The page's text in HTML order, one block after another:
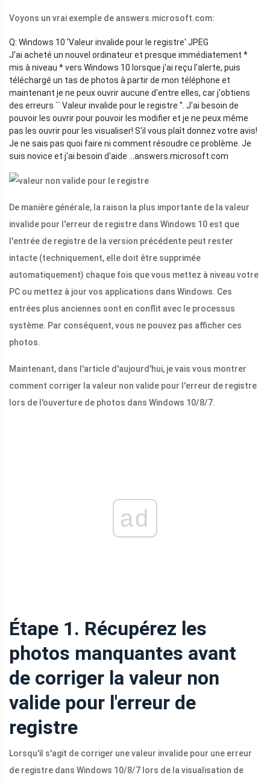
Voyons un vrai exemple de answers.microsoft.com:
Q: Windows 10 'Valeur invalide pour le registre' JPEG
J'ai acheté un nouvel ordinateur et presque immédiatement *
mis à niveau * vers Windows 10 lorsque j'ai reçu l'alerte, puis
téléchargé un tas de photos à partir de mon téléphone et
maintenant je ne peux ouvrir aucune d'entre elles, car j'obtiens
des erreurs `` Valeur invalide pour le registre ''. J'ai besoin de
pouvoir les ouvrir pour pouvoir les modifier et je ne peux même
pas les ouvrir pour les visualiser! S'il vous plaît donnez votre avis!
Je ne sais pas quoi faire ni comment résoudre ce problème. Je
suis novice et j'ai besoin d'aide ... answers.microsoft.com
De manière générale, la raison la plus importante de la valeur
invalide pour l'erreur de registre dans Windows 10 est que
l'entrée de registre de la version précédente peut rester
intacte (techniquement, elle doit être supprimée
automatiquement) chaque fois que vous mettez à niveau votre
PC ou mettez à jour vos applications dans Windows. Ces
entrées plus anciennes sont en conflit avec le processus
système. Par conséquent, vous ne pouvez pas afficher ces
photos.
Maintenant, dans l'article d'aujourd'hui, je vais vous montrer
comment corriger la valeur non valide pour l'erreur de registre
lors de l'ouverture de photos dans Windows 10/8/7.
ad
Étape 1. Récupérez les
photos manquantes avant
de corriger la valeur non
valide pour l'erreur de
registre
Lorsqu'il s'agit de corriger une valeur invalide pour une erreur
de registre dans Windows 10/8/7 lors de la visualisation de